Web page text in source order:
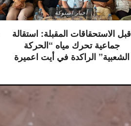
أخبار اشتوكة
قبل الاستحقاقات المقبلة: استقالة
جماعية تحرك مياه “الحركة
الشعبية” الراكدة في أيت اعميرة